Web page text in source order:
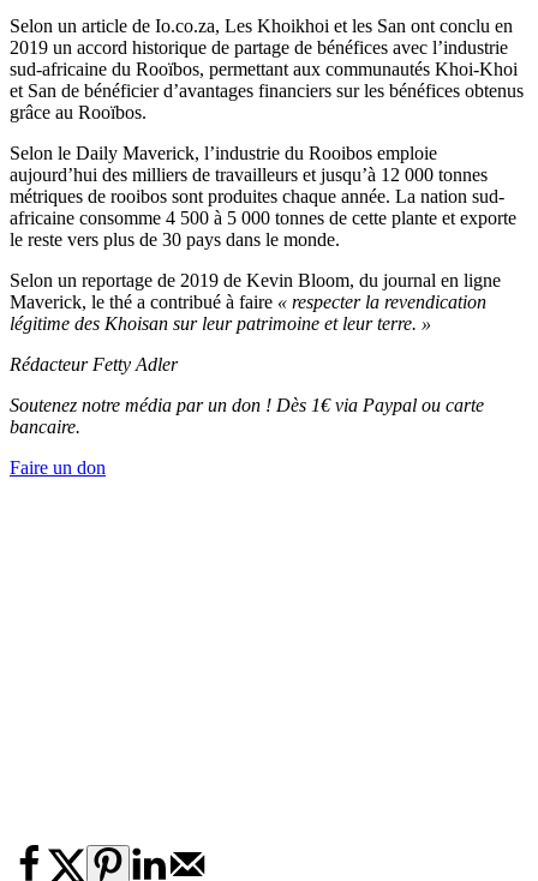
Selon un article de Io.co.za, Les Khoikhoi et les San ont conclu en
2019 un accord historique de partage de bénéfices avec l’industrie
sud-africaine du Rooïbos, permettant aux communautés Khoi-Khoi
et San de bénéficier d’avantages financiers sur les bénéfices obtenus
grâce au Rooïbos.
Selon le Daily Maverick, l’industrie du Rooibos emploie
aujourd’hui des milliers de travailleurs et jusqu’à 12 000 tonnes
métriques de rooibos sont produites chaque année. La nation sud-
africaine consomme 4 500 à 5 000 tonnes de cette plante et exporte
le reste vers plus de 30 pays dans le monde.
Selon un reportage de 2019 de Kevin Bloom, du journal en ligne
Maverick, le thé a contribué à faire « respecter la revendication
légitime des Khoisan sur leur patrimoine et leur terre. »
RédacteurFetty Adler
Soutenez notre média par un don ! Dès 1€ via Paypal ou carte
bancaire.
Faire un don